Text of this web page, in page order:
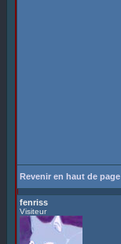
Revenir en haut de page
fenriss
Visiteur